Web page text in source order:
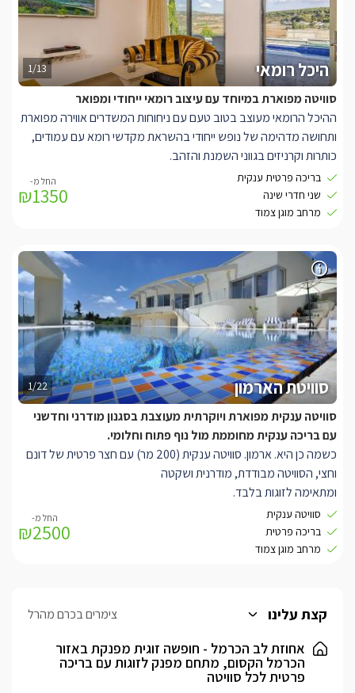
ונחל חרובים. לצד הבריכה תוכלו למצוא צמחייה באווירה כפרית, פינת
ישיבה ומיטות שיזוף נוחות.
***החלונות על פי סגנון העיצוב המרוקאי מקומרים ולכן לא ניתן בבוקר
להחשיך את החדר לחלוטין
1/22 סוויטת הארמון
סוויטה ענקית מפוארת ויוקרתית מעוצבת בסגנון מודרני וחדשני
עם בריכה ענקית מחוממת מול נוף פתוח וחלומי.
כשמה כן היא. ארמון. סוויטה ענקית (200 מר) עם חצר פרטית של דונם
וחצי, הסוויטה מבודדת, מודרנית ושקטה
ומתאימה לזוגות בלבד.
עיצוב הסוויטה בלבן מודרני מרגיע ומעניק תחושת רוגע וחלום. סלון ענק
בעל מרחב גדול עם ספה ענקית ונוחה אל מול חלונות מסך המשקיפים
וחמימה, מיזוג אוויר.
פינת אוכל המכילה שולחן וכיסאות נוחים ומהודרים. מטבח לבן ומרווח ובו
אי מרכזי עם בר לארוחות קלות, מקרר, תנור אפיה, מיקרו, מכונת קפה,
קומקום חשמלי, פינת קפה ותה. בנוסף קיימת פינת סלון חמימה
סוויטה ענקית
בריכה פרטית
מרחב מוגן צמוד
₪2500
1/13 היכל רומאי
סוויטה מפוארת במיוחד עם עיצוב רומאי ייחודי ומפואר
ההיכל הרומאי מעוצב בטוב טעם עם ניחוחות המשדרים אווירה מפוארת
ותחושה מדהימה של נופש ייחודי בהשראת מקדשי רומא עם עמודים,
כותרות וקרניזים בגווני השמנת והזהב.
בסוויטה היוקרתית תמצאו ג'קוזי, מיטה זוגית גדולה (מטר שמונים),
מטבח מאובזר היטב עם מקרר, מכונת קפה, מיקרו תנור, כריים
חשמליות, טוסטר משולשים, טוסטר קופץ.
באזור החוץ של הסוויטה תוכלו מתחם גינה מפוארת עם חצר ובריכה
פרטית גדולה במיוחד (7X2.5), נוף מרהיב אל הרי הכרמל.
** הבריכה לא מחוממת בין נובמבר למרץ.
בריכה פרטית ענקית
שני חדרי שינה
מרחב מוגן צמוד
₪1350
קצת עלינו צימרים בכרם מהרל
אחוזת לב הכרמל - חופשה זוגית מפנקת באזור
הכרמל הקסום, מתחם מפנק לזוגות עם בריכה
פרטית לכל סוויטה